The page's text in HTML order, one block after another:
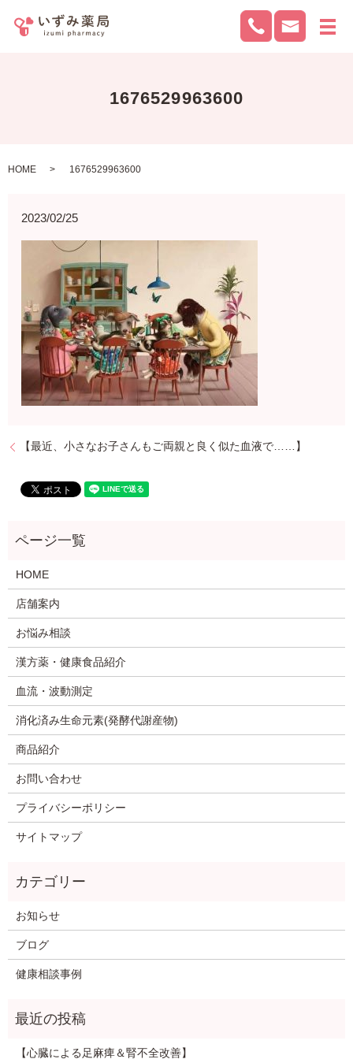
メ
1676529963600
HOME 1676529963600
2023/02/25
【最近、小さなお子さんもご両親と良く似た血液で……】
HOME
店舗案内
お悩み相談
漢方薬・健康食品紹介
血流・波動測定
消化済み生命元素(発酵代謝産物)
商品紹介
お問い合わせ
プライバシーポリシー
サイトマップ
お知らせ
ブログ
健康相談事例
【心臓による足麻痺＆腎不全改善】